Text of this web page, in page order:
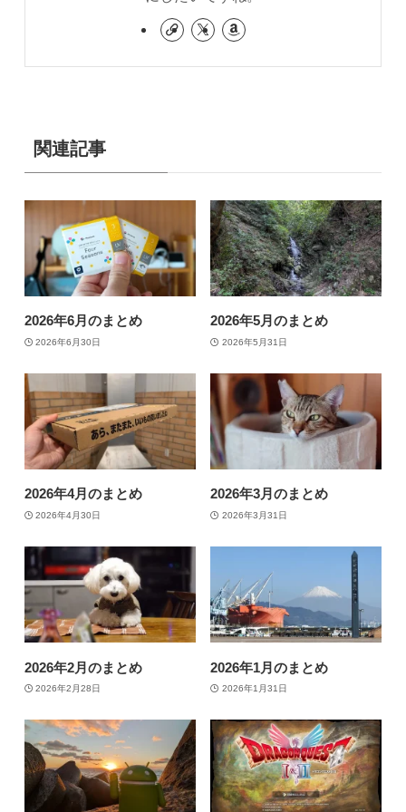
関連記事
2026年6月のまとめ
2026年6月30日
2026年5月のまとめ
2026年5月31日
2026年4月のまとめ
2026年4月30日
2026年3月のまとめ
2026年3月31日
2026年2月のまとめ
2026年2月28日
2026年1月のまとめ
2026年1月31日